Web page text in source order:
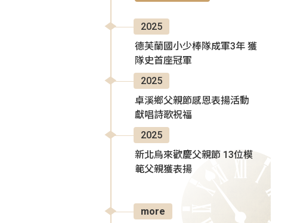
2025
德芙蘭國小少棒隊成軍3年 獲
隊史首座冠軍
2025
卓溪鄉父親節感恩表揚活動
獻唱詩歌祝福
2025
新北烏來歡慶父親節 13位模
範父親獲表揚
more